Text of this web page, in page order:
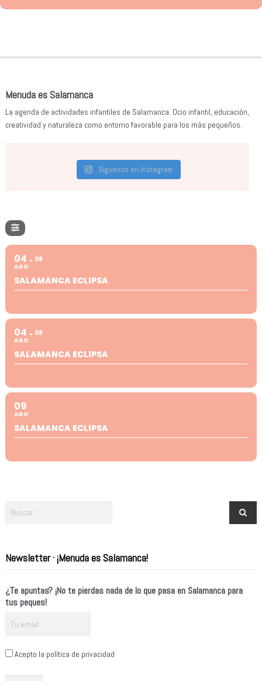
Menuda es Salamanca
La agenda de actividades infantiles de Salamanca. Ocio infantil, educación,
creatividad y naturaleza como entorno favorable para los más pequeños.
Síguenos en Instagram
04
AGO
08
SALAMANCA ECLIPSA
04
AGO
08
SALAMANCA ECLIPSA
09
AGO
SALAMANCA ECLIPSA
Newsletter · ¡Menuda es Salamanca!
¿Te apuntas? ¡No te pierdas nada de lo que pasa en Salamanca para
tus peques!
Acepto la política de privacidad